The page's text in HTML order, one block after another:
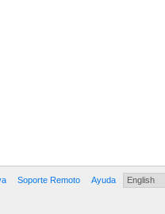
Soporte Remoto Ayuda